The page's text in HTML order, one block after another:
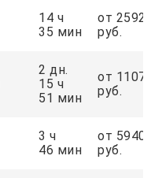
14 ч
35 мин
от
руб.
2 дн.
15 ч
51 мин
от
руб.
3 ч
46 мин
от 5940
руб.